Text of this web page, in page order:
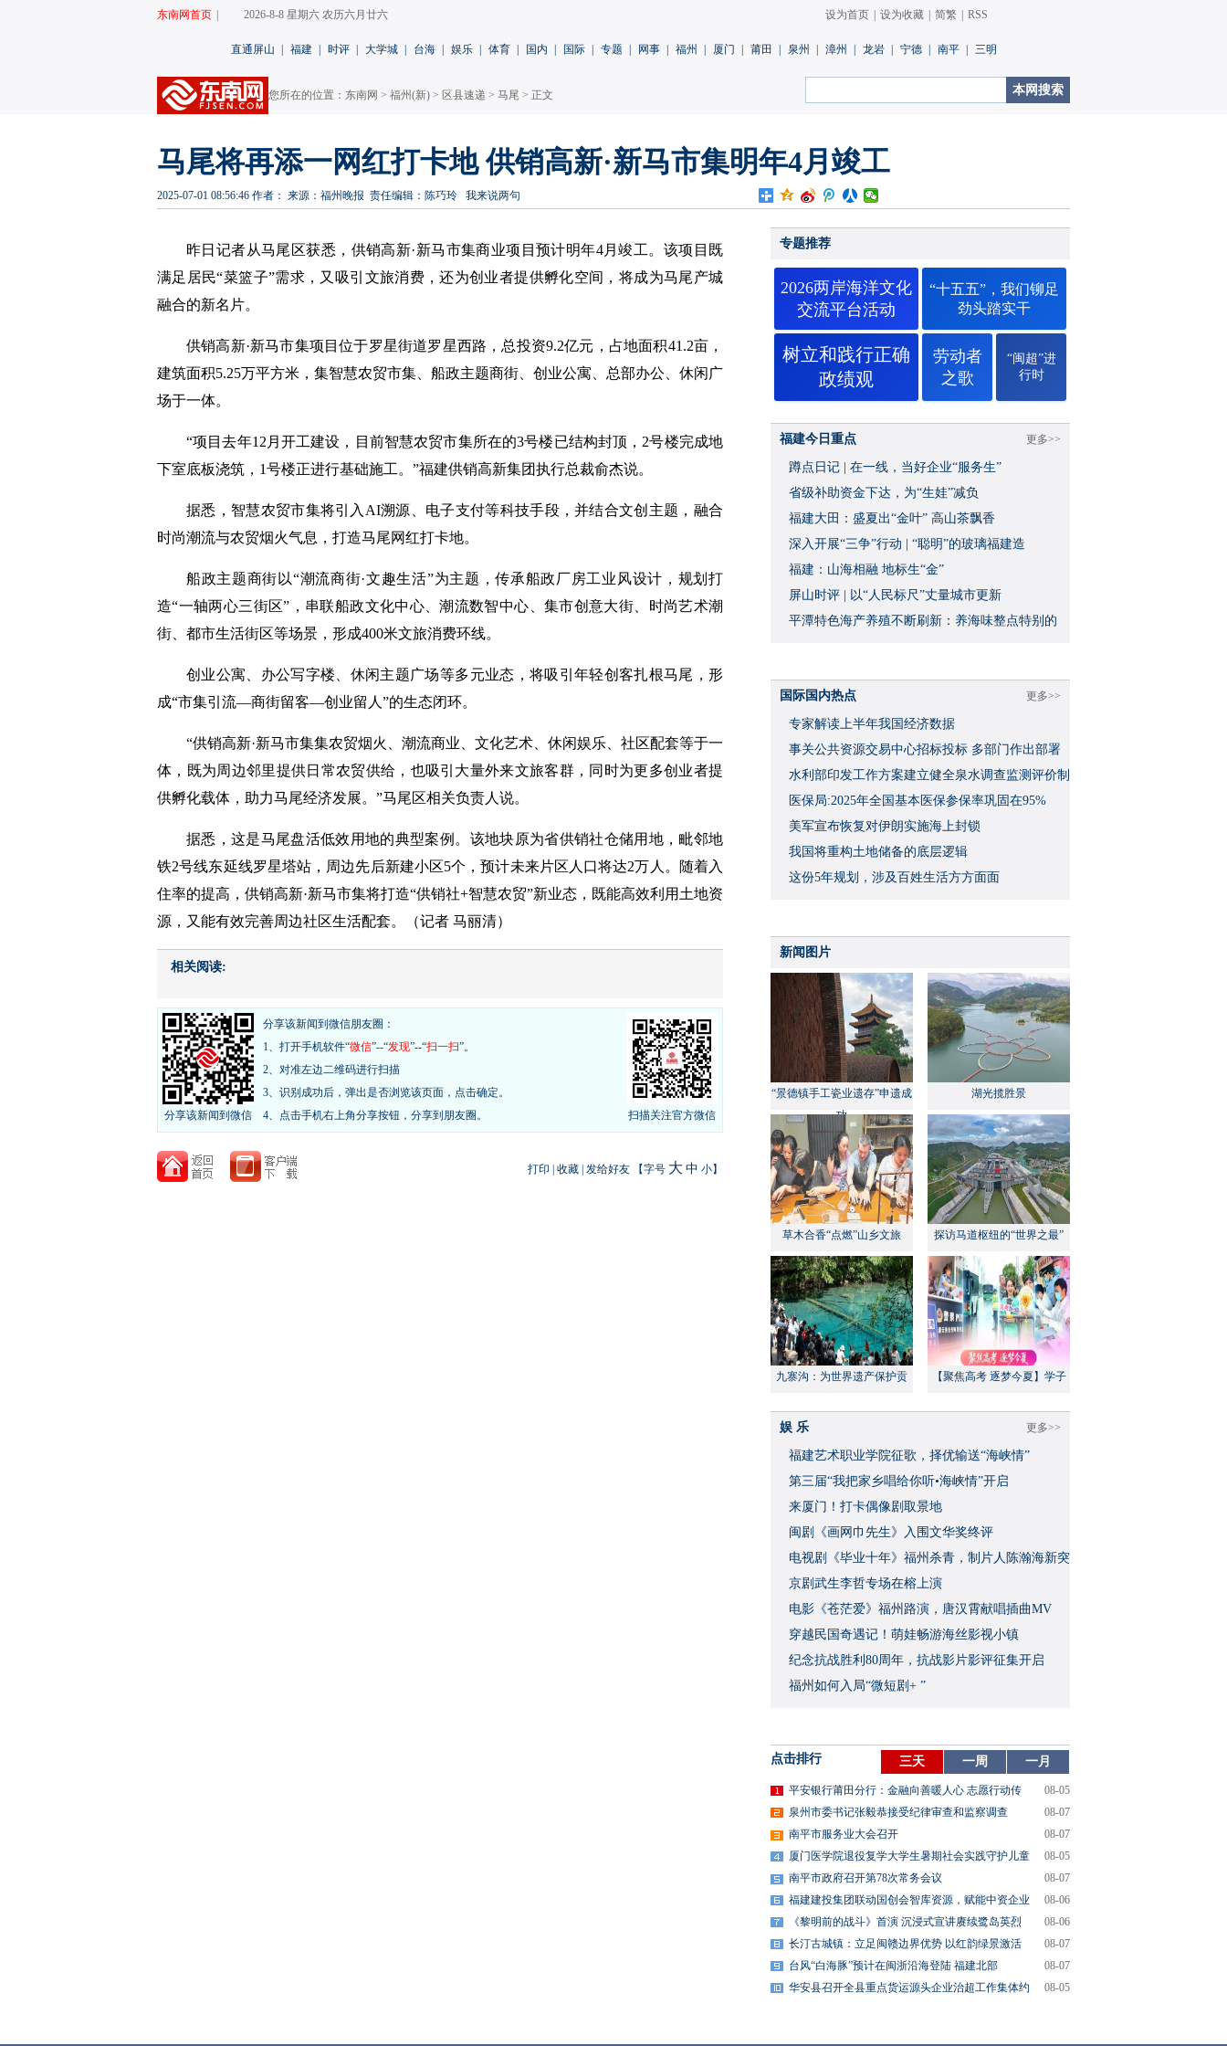
东南网首页 2026-8-8 星期六 农历六月廿六 设为首页 设为收藏 简繁 RSS
直通屏山 福建 时评 大学城 台海 娱乐 体育 国内 国际 专题 网事 福州 厦门 莆田 泉州 漳州 龙岩 宁德 南平 三明
您所在的位置： 东南网 > 福州(新) > 区县速递 > 马尾 > 正文
马尾将再添一网红打卡地 供销高新·新马市集明年4月竣工
2025-07-01 08:56:46 作者： 来源：福州晚报 责任编辑：陈巧玲 我来说两句
昨日记者从马尾区获悉，供销高新·新马市集商业项目预计明年4月竣工。该项目既
满足居民“菜篮子”需求，又吸引文旅消费，还为创业者提供孵化空间，将成为马尾产城
融合的新名片。
供销高新·新马市集项目位于罗星街道罗星西路，总投资9.2亿元，占地面积41.2亩，
建筑面积5.25万平方米，集智慧农贸市集、船政主题商街、创业公寓、总部办公、休闲广
场于一体。
“项目去年12月开工建设，目前智慧农贸市集所在的3号楼已结构封顶，2号楼完成地
下室底板浇筑，1号楼正进行基础施工。”福建供销高新集团执行总裁俞杰说。
据悉，智慧农贸市集将引入AI溯源、电子支付等科技手段，并结合文创主题，融合
时尚潮流与农贸烟火气息，打造马尾网红打卡地。
船政主题商街以“潮流商街·文趣生活”为主题，传承船政厂房工业风设计，规划打
造“一轴两心三街区”，串联船政文化中心、潮流数智中心、集市创意大街、时尚艺术潮
街、都市生活街区等场景，形成400米文旅消费环线。
创业公寓、办公写字楼、休闲主题广场等多元业态，将吸引年轻创客扎根马尾，形
成“市集引流—商街留客—创业留人”的生态闭环。
“供销高新·新马市集集农贸烟火、潮流商业、文化艺术、休闲娱乐、社区配套等于一
体，既为周边邻里提供日常农贸供给，也吸引大量外来文旅客群，同时为更多创业者提
供孵化载体，助力马尾经济发展。”马尾区相关负责人说。
据悉，这是马尾盘活低效用地的典型案例。该地块原为省供销社仓储用地，毗邻地
铁2号线东延线罗星塔站，周边先后新建小区5个，预计未来片区人口将达2万人。随着入
住率的提高，供销高新·新马市集将打造“供销社+智慧农贸”新业态，既能高效利用土地资
源，又能有效完善周边社区生活配套。（记者 马丽清）
相关阅读:
扫描关注官方微信
分享该新闻到微信
分享该新闻到微信朋友圈：
1、打开手机软件“微信”--“发现”--“扫一扫”。
2、对准左边二维码进行扫描
3、识别成功后，弹出是否浏览该页面，点击确定。
4、点击手机右上角分享按钮，分享到朋友圈。
打印 收藏 发给好友 【字号 大 中 小】
专题推荐
2026两岸海洋文化
交流平台活动
“十五五”，我们铆足
劲头踏实干
树立和践行正确
政绩观
劳动者
之歌
“闽超”进
行时
更多>>
福建今日重点
蹲点日记 | 在一线，当好企业“服务生”
省级补助资金下达，为“生娃”减负
福建大田：盛夏出“金叶” 高山茶飘香
深入开展“三争”行动 | “聪明”的玻璃福建造
福建：山海相融 地标生“金”
屏山时评 | 以“人民标尺”丈量城市更新
平潭特色海产养殖不断刷新：养海味整点特别的
更多>>
国际国内热点
专家解读上半年我国经济数据
事关公共资源交易中心招标投标 多部门作出部署
水利部印发工作方案建立健全泉水调查监测评价制
度
医保局:2025年全国基本医保参保率巩固在95%
美军宣布恢复对伊朗实施海上封锁
我国将重构土地储备的底层逻辑
这份5年规划，涉及百姓生活方方面面
新闻图片
“景德镇手工瓷业遗存”申遗成
功
湖光揽胜景
草木合香“点燃”山乡文旅 探访马道枢纽的“世界之最”
九寨沟：为世界遗产保护贡
【聚焦高考 逐梦今夏】学子
更多>>
娱 乐
福建艺术职业学院征歌，择优输送“海峡情”
​第三届“我把家乡唱给你听•海峡情”开启
来厦门！打卡偶像剧取景地
闽剧《画网巾先生》入围文华奖终评
​电视剧《毕业十年》福州杀青，制片人陈瀚海新突
破
京剧武生李哲专场在榕上演
​电影《苍茫爱》福州路演，唐汉霄献唱插曲MV
穿越民国奇遇记！萌娃畅游海丝影视小镇
​纪念抗战胜利80周年，抗战影片影评征集开启
福州如何入局“微短剧+ ”
点击排行 三天 一周 一月
平安银行莆田分行：金融向善暖人心 志愿行动传
08-05
泉州市委书记张毅恭接受纪律审查和监察调查
08-07
南平市服务业大会召开
08-07
厦门医学院退役复学大学生暑期社会实践守护儿童
08-05
南平市政府召开第78次常务会议
08-07
福建建投集团联动国创会智库资源，赋能中资企业
08-06
《黎明前的战斗》首演 沉浸式宣讲赓续鹭岛英烈
08-06
长汀古城镇：立足闽赣边界优势 以红韵绿景激活
08-07
台风“白海豚”预计在闽浙沿海登陆 福建北部
08-07
华安县召开全县重点货运源头企业治超工作集体约
08-05